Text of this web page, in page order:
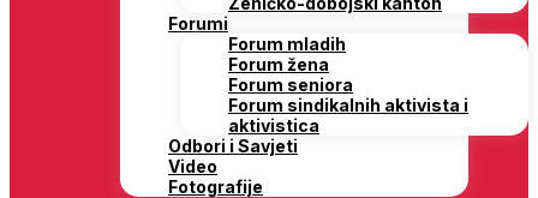
Forumi
Forum mladih
Forum žena
Forum seniora
Forum sindikalnih aktivista i
aktivistica
Odbori i Savjeti
Video
Fotografije